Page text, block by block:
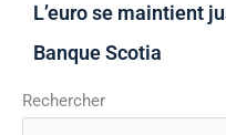
L’euro se maintient
Banque Scotia
Rechercher